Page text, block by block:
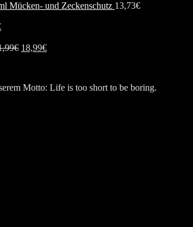
Mücken- und Zeckenschutz 13,73€
€ 18,99€
Motto: Life is too short to be boring.